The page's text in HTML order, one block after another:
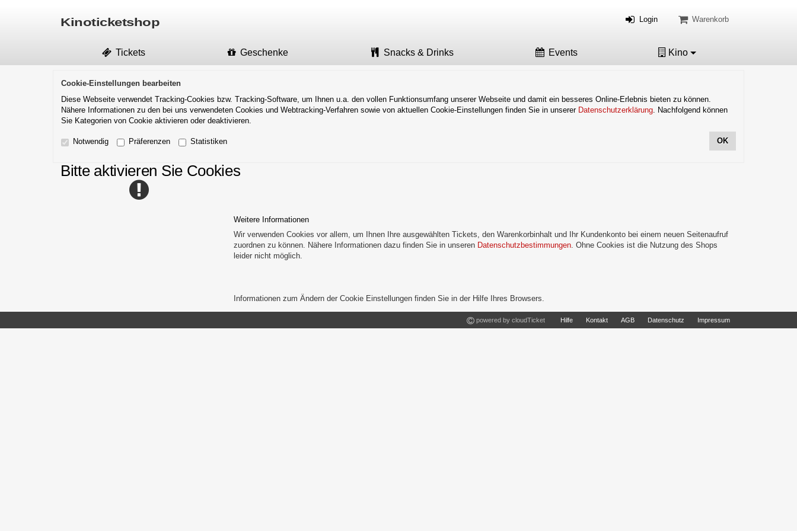
Kinoticketshop Login Warenkorb
Tickets Geschenke Snacks & Drinks Events Kino
Cookie-Einstellungen bearbeiten
Diese Webseite verwendet Tracking-Cookies bzw. Tracking-Software, um Ihnen u.a. den vollen Funktionsumfang unserer Webseite und damit ein besseres Online-Erlebnis bieten zu können.
Nähere Informationen zu den bei uns verwendeten Cookies und Webtracking-Verfahren sowie von aktuellen Cookie-Einstellungen finden Sie in unserer Datenschutzerklärung. Nachfolgend können
Sie Kategorien von Cookie aktivieren oder deaktivieren.
Notwendig Präferenzen Statistiken OK
Bitte aktivieren Sie Cookies
Weitere Informationen
Wir verwenden Cookies vor allem, um Ihnen Ihre ausgewählten Tickets, den Warenkorbinhalt und Ihr Kundenkonto bei einem neuen Seitenaufruf
zuordnen zu können. Nähere Informationen dazu finden Sie in unseren Datenschutzbestimmungen. Ohne Cookies ist die Nutzung des Shops
leider nicht möglich.
Informationen zum Ändern der Cookie Einstellungen finden Sie in der Hilfe Ihres Browsers.
powered by cloudTicket Hilfe Kontakt AGB Datenschutz Impressum